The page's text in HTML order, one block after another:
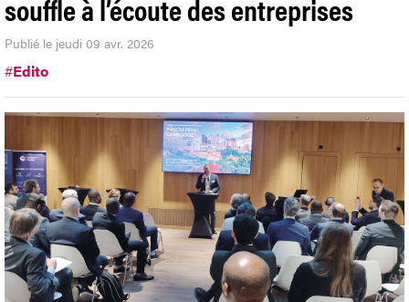
souffle à l’écoute des entreprises
Publié le jeudi 09 avr. 2026
#Edito